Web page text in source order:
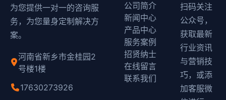
为您提供一对一的咨询服
务，为您量身定制解决方
案。
河南省新乡市金桂园2
号楼1楼
17630273926
公司简介
新闻中心
产品中心
服务案例
招贤纳士
在线留言
联系我们
扫码关注
公众号，
获取最新
行业资讯
与营销技
巧，或添
加客服微